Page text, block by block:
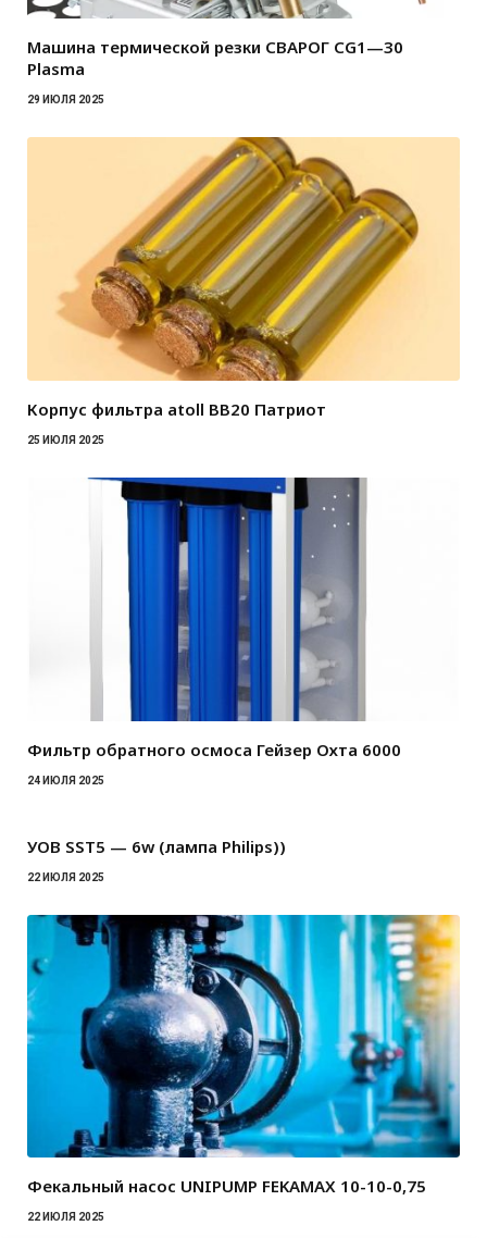
Машина термической резки СВАРОГ CG1—30
Plasma
29 ИЮЛЯ 2025
Корпус фильтра atoll BB20 Патриот
25 ИЮЛЯ 2025
Фильтр обратного осмоса Гейзер Охта 6000
24 ИЮЛЯ 2025
УОВ SST5 — 6w (лампа Philips))
22 ИЮЛЯ 2025
Фекальный насос UNIPUMP FEKAMAX 10-10-0,75
22 ИЮЛЯ 2025